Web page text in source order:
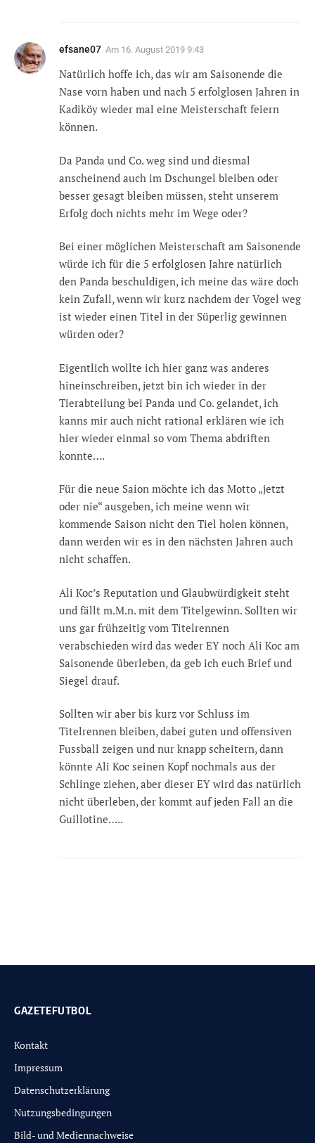
efsane07 Am 16. August 2019 9:43
Natürlich hoffe ich, das wir am Saisonende die
Nase vorn haben und nach 5 erfolglosen Jahren in
Kadiköy wieder mal eine Meisterschaft feiern
können.
Da Panda und Co. weg sind und diesmal
anscheinend auch im Dschungel bleiben oder
besser gesagt bleiben müssen, steht unserem
Erfolg doch nichts mehr im Wege oder?
Bei einer möglichen Meisterschaft am Saisonende
würde ich für die 5 erfolglosen Jahre natürlich
den Panda beschuldigen, ich meine das wäre doch
kein Zufall, wenn wir kurz nachdem der Vogel weg
ist wieder einen Titel in der Süperlig gewinnen
würden oder?
Eigentlich wollte ich hier ganz was anderes
hineinschreiben, jetzt bin ich wieder in der
Tierabteilung bei Panda und Co. gelandet, ich
kanns mir auch nicht rational erklären wie ich
hier wieder einmal so vom Thema abdriften
konnte….
Für die neue Saion möchte ich das Motto „jetzt
oder nie“ ausgeben, ich meine wenn wir
kommende Saison nicht den Tiel holen können,
dann werden wir es in den nächsten Jahren auch
nicht schaffen.
Ali Koc’s Reputation und Glaubwürdigkeit steht
und fällt m.M.n. mit dem Titelgewinn. Sollten wir
uns gar frühzeitig vom Titelrennen
verabschieden wird das weder EY noch Ali Koc am
Saisonende überleben, da geb ich euch Brief und
Siegel drauf.
Sollten wir aber bis kurz vor Schluss im
Titelrennen bleiben, dabei guten und offensiven
Fussball zeigen und nur knapp scheitern, dann
könnte Ali Koc seinen Kopf nochmals aus der
Schlinge ziehen, aber dieser EY wird das natürlich
nicht überleben, der kommt auf jeden Fall an die
Guillotine…..
GAZETEFUTBOL
Kontakt
Impressum
Datenschutzerklärung
Nutzungsbedingungen
Bild- und Mediennachweise